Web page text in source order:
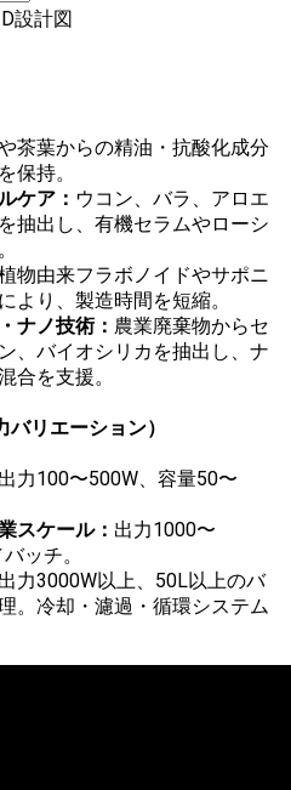
茶葉からの精油・抗酸化成分
保持。
ケア： ウコン、バラ、アロエ
抽出し、有機セラムやローシ
物由来フラボノイドやサポニ
より、製造時間を短縮。
ナノ技術： 農業廃棄物からセ
、バイオシリカを抽出し、ナ
合を支援。
リエーション）
出力100〜500W、容量50〜
スケール： 出力1000〜
ッチ。
出力3000W以上、50L以上のバ
。冷却・濾過・循環システム